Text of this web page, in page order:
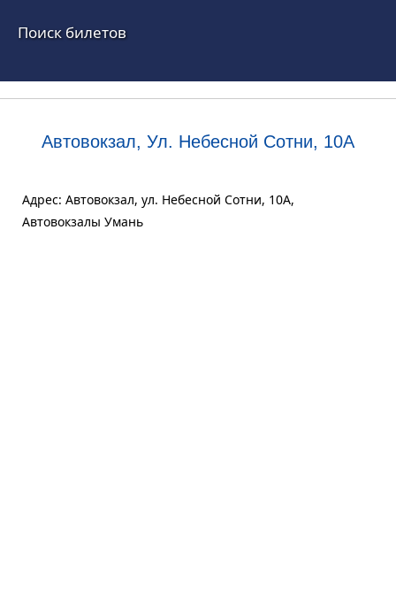
Поиск билетов
Автовокзал, Ул. Небесной Сотни, 10А
Адрес: Автовокзал, ул. Небесной Сотни, 10А,
Автовокзалы Умань